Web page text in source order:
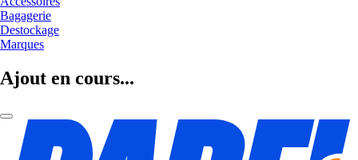
Bagagerie
Destockage
Marques
Ajout en cours...